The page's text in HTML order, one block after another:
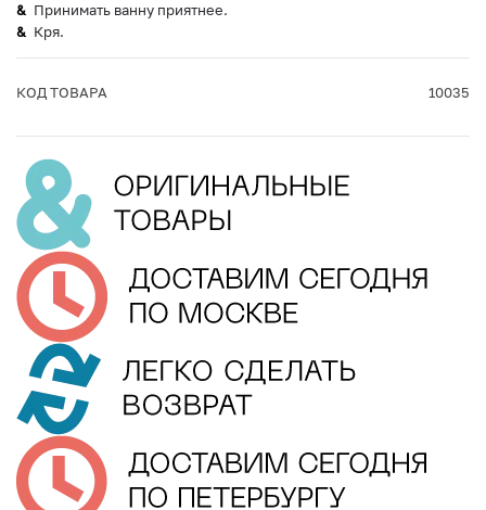
Принимать ванну приятнее.
Кря.
КОД ТОВАРА 10035